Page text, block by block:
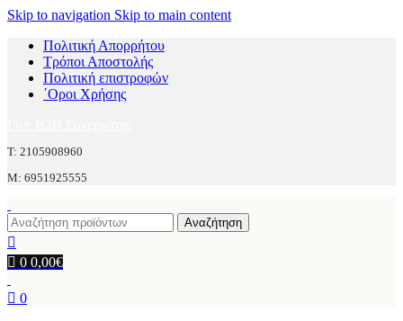
Skip to navigation Skip to main content
Πολιτική Απορρήτου
Τρόποι Αποστολής
Πολιτική επιστροφών
΄Οροι Χρήσης
Τ: 2105908960
M: 6951925555
Αναζήτηση
0 0,00€
0